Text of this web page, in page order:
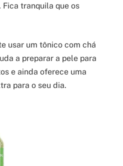
tranquila que os
usar um tônico com chá
a preparar a pele para
e ainda oferece uma
para o seu dia.